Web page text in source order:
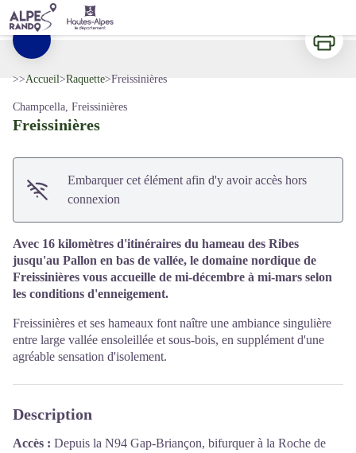
Freissinières
>>Accueil>Raquette>Freissinières
Champcella, Freissinières
Freissinières
Embarquer cet élément afin d'y avoir accès hors
connexion
Avec 16 kilomètres d'itinéraires du hameau des Ribes
jusqu'au Pallon en bas de vallée, le domaine nordique de
Freissinières vous accueille de mi-décembre à mi-mars selon
les conditions d'enneigement.
Freissinières et ses hameaux font naître une ambiance singulière
entre large vallée ensoleillée et sous-bois, en supplément d'une
agréable sensation d'isolement.
Description
Accès : Depuis la N94 Gap-Briançon, bifurquer à la Roche de